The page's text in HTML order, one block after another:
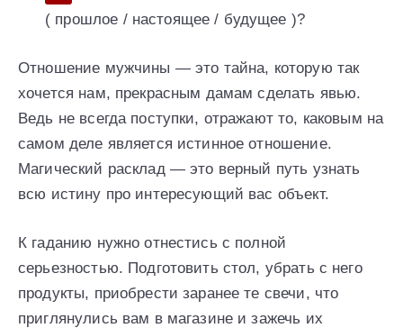
( прошлое / настоящее / будущее )?
Отношение мужчины — это тайна, которую так
хочется нам, прекрасным дамам сделать явью.
Ведь не всегда поступки, отражают то, каковым на
самом деле является истинное отношение.
Магический расклад — это верный путь узнать
всю истину про интересующий вас объект.
К гаданию нужно отнестись с полной
серьезностью. Подготовить стол, убрать с него
продукты, приобрести заранее те свечи, что
приглянулись вам в магазине и зажечь их